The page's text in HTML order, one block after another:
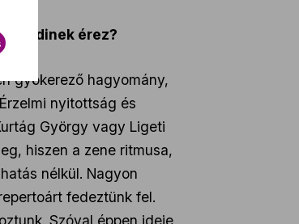
érez?
gyökerező hagyomány,
nyitottság és
György vagy Ligeti
hiszen a zene ritmusa,
nélkül. Nagyon
fedeztünk fel.
Szóval éppen ideje